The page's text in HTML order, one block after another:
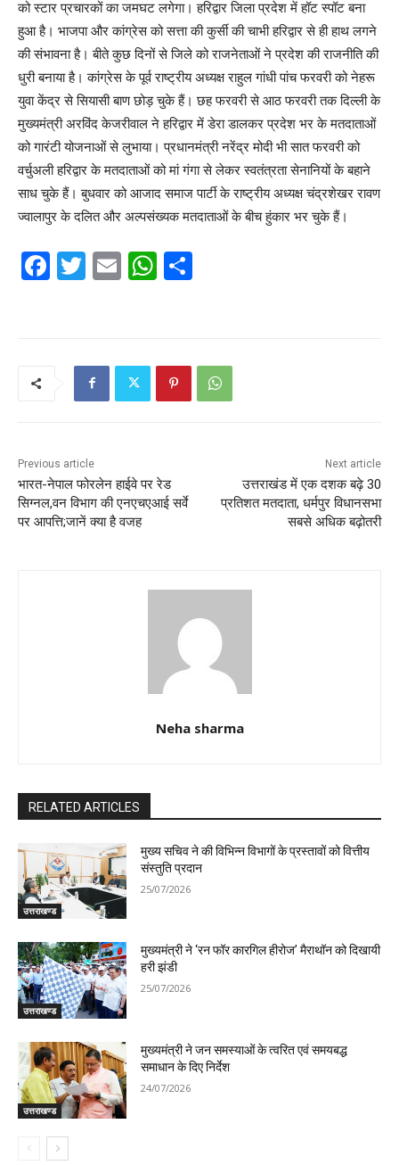
को स्टार प्रचारकों का जमघट लगेगा। हरिद्वार जिला प्रदेश में हॉट स्पॉट बना
हुआ है। भाजपा और कांग्रेस को सत्ता की कुर्सी की चाभी हरिद्वार से ही हाथ लगने
की संभावना है। बीते कुछ दिनों से जिले को राजनेताओं ने प्रदेश की राजनीति की
धुरी बनाया है। कांग्रेस के पूर्व राष्ट्रीय अध्यक्ष राहुल गांधी पांच फरवरी को नेहरू
युवा केंद्र से सियासी बाण छोड़ चुके हैं। छह फरवरी से आठ फरवरी तक दिल्ली के
मुख्यमंत्री अरविंद केजरीवाल ने हरिद्वार में डेरा डालकर प्रदेश भर के मतदाताओं
को गारंटी योजनाओं से लुभाया। प्रधानमंत्री नरेंद्र मोदी भी सात फरवरी को
वर्चुअली हरिद्वार के मतदाताओं को मां गंगा से लेकर स्वतंत्रता सेनानियों के बहाने
साध चुके हैं। बुधवार को आजाद समाज पार्टी के राष्ट्रीय अध्यक्ष चंद्रशेखर रावण
ज्वालापुर के दलित और अल्पसंख्यक मतदाताओं के बीच हुंकार भर चुके हैं।
F
k
T
E
W
A
p
Previous article
भारत-नेपाल फोरलेन हाईवे पर रेड
सिग्नल,वन विभाग की एनएचएआई सर्वे
पर आपत्ति;जानें क्या है वजह
Next article
उत्तराखंड में एक दशक बढ़े 30
प्रतिशत मतदाता, धर्मपुर विधानसभा
सबसे अधिक बढ़ोतरी
Neha sharma
RELATED ARTICLES
उत्तराखण्ड
मुख्य सचिव ने की विभिन्न विभागों के प्रस्तावों को वित्तीय
संस्तुति प्रदान
25/07/2026
उत्तराखण्ड
मुख्यमंत्री ने ‘रन फॉर कारगिल हीरोज’ मैराथॉन को दिखायी
हरी झंडी
25/07/2026
उत्तराखण्ड
मुख्यमंत्री ने जन समस्याओं के त्वरित एवं समयबद्ध
समाधान के दिए निर्देश
24/07/2026